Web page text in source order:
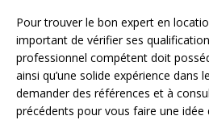
Pour trouver le bon expert en
important de vérifier ses
professionnel compétent doit
ainsi qu’une solide expérience dans
demander des références et à
précédents pour vous faire une idée